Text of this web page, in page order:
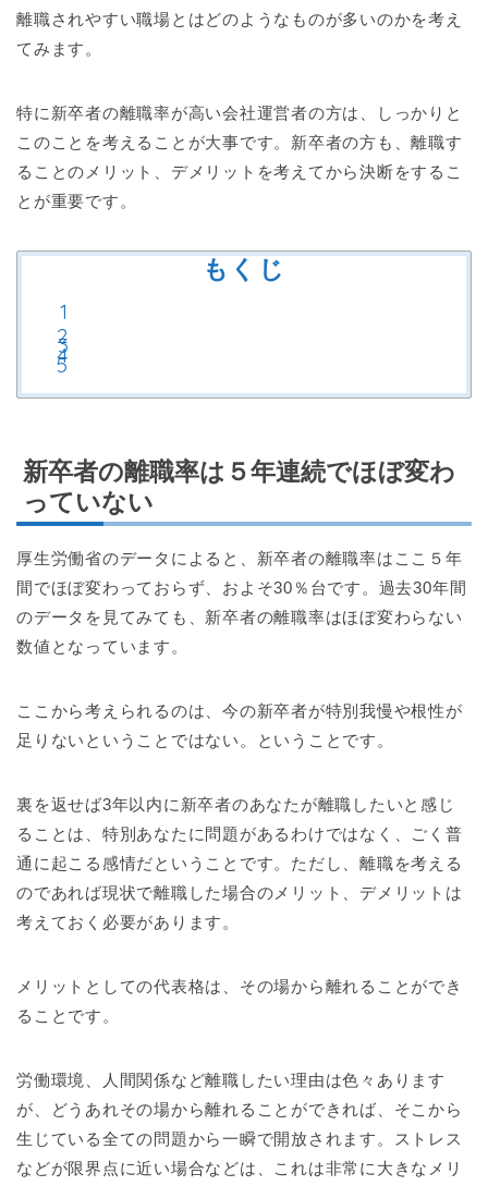
離職されやすい職場とはどのようなものが多いのかを考え
てみます。
特に新卒者の離職率が高い会社運営者の方は、しっかりと
このことを考えることが大事です。新卒者の方も、離職す
ることのメリット、デメリットを考えてから決断をするこ
とが重要です。
もくじ
新卒者の離職率は５年連続でほぼ変わ
っていない
厚生労働省のデータによると、新卒者の離職率はここ５年
間でほぼ変わっておらず、およそ30％台です。過去30年間
のデータを見てみても、新卒者の離職率はほぼ変わらない
数値となっています。
ここから考えられるのは、今の新卒者が特別我慢や根性が
足りないということではない。ということです。
裏を返せば3年以内に新卒者のあなたが離職したいと感じ
ることは、特別あなたに問題があるわけではなく、ごく普
通に起こる感情だということです。ただし、離職を考える
のであれば現状で離職した場合のメリット、デメリットは
考えておく必要があります。
メリットとしての代表格は、その場から離れることができ
ることです。
労働環境、人間関係など離職したい理由は色々あります
が、どうあれその場から離れることができれば、そこから
生じている全ての問題から一瞬で開放されます。ストレス
などが限界点に近い場合などは、これは非常に大きなメリ